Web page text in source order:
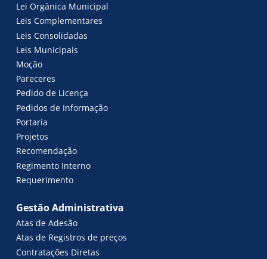
Lei Orgânica Municipal
Leis Complementares
Leis Consolidadas
Leis Municipais
Moção
Pareceres
Pedido de Licença
Pedidos de Informação
Portaria
Projetos
Recomendação
Regimento Interno
Requerimento
Gestão Administrativa
Atas de Adesão
Atas de Registros de preços
Contratações Diretas